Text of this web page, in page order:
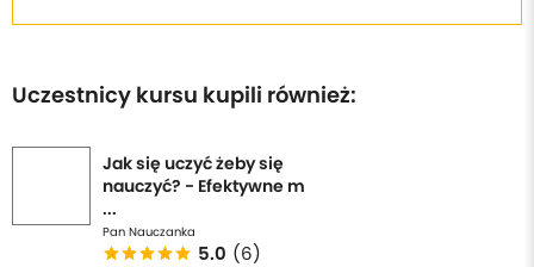
Kurs został zrealizowany we współpracy z Buteyko
Uczestnicy kursu kupili również:
Jak się uczyć żeby się
nauczyć? - Efektywne m
...
Pan Nauczanka
5.0 (6)